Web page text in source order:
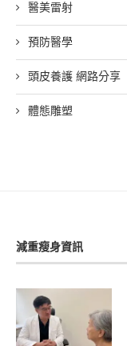
醫美雷射
預防醫學
頭皮養護 網路分享
體態雕塑
減重瘦身資訊